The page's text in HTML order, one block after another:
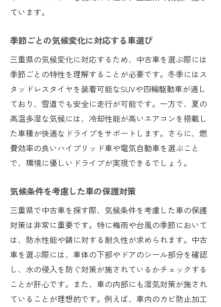
ています。
季節ごとの気候変化に対応する車選び
三重県の気候変化に対応するため、中古車を選ぶ際には
季節ごとの特性を理解することが必要です。冬季にはス
タッドレスタイヤを装着可能なSUVや四輪駆動車が適し
ており、雪道でも安全に走行が可能です。一方で、夏の
高温多湿な気候には、冷却性能が高いエアコンを搭載し
た車種が快適なドライブをサポートします。さらに、燃
費効率の良いハイブリッド車や電気自動車を選ぶこと
で、環境に優しいドライブが実現できるでしょう。
気候条件を考慮した車の保護対策
三重県で中古車を探す際、気候条件を考慮した車の保護
対策は非常に重要です。特に梅雨や台風の季節において
は、防水性能や錆に対する耐久性が求められます。中古
車を選ぶ際には、車体の下部やドアのシール部分を確認
し、水の侵入を防ぐ対策が施されているかチェックする
ことが肝心です。また、車の内部にも湿気対策が施され
ていることが理想的です。例えば、車内のカビ防止加工